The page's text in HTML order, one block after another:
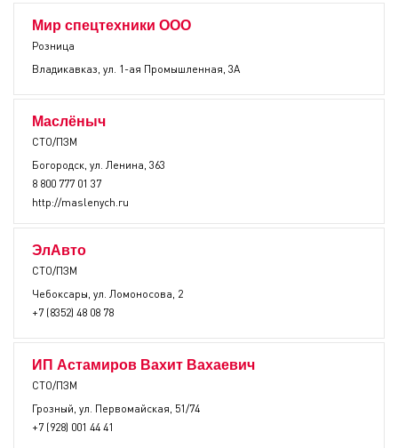
Мир спецтехники ООО
Розница
Владикавказ, ул. 1-ая Промышленная, 3А
Маслёныч
СТО/ПЗМ
Богородск, ул. Ленина, 363
8 800 777 01 37
http://maslenych.ru
ЭлАвто
СТО/ПЗМ
Чебоксары, ул. Ломоносова, 2
+7 (8352) 48 08 78
ИП Астамиров Вахит Вахаевич
СТО/ПЗМ
Грозный, ул. Первомайская, 51/74
+7 (928) 001 44 41